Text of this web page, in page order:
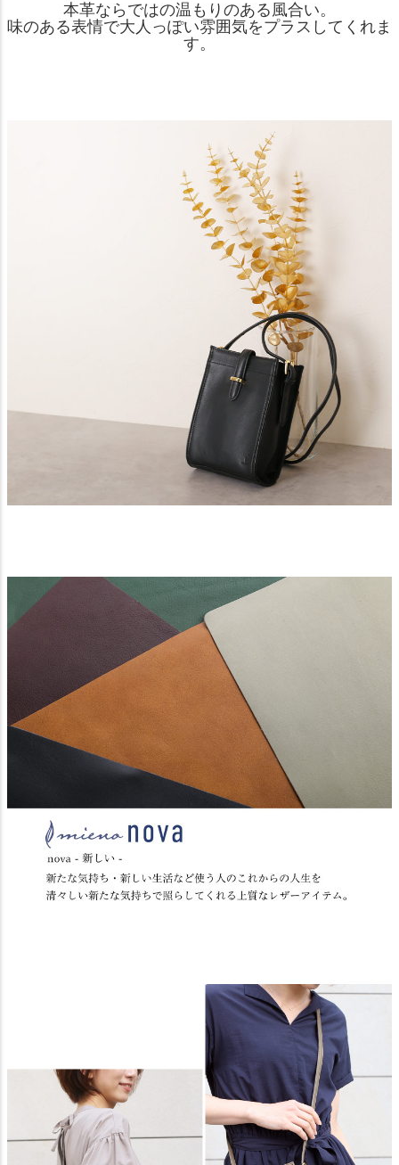
本革ならではの温もりのある風合い。
味のある表情で大人っぽい雰囲気をプラスしてくれま
す。